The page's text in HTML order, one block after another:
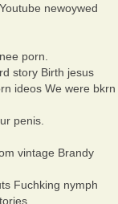
newoywed
porn.
story Birth jesus
ideos We were bkrn
penis.
vintage Brandy
Fuchking nymph